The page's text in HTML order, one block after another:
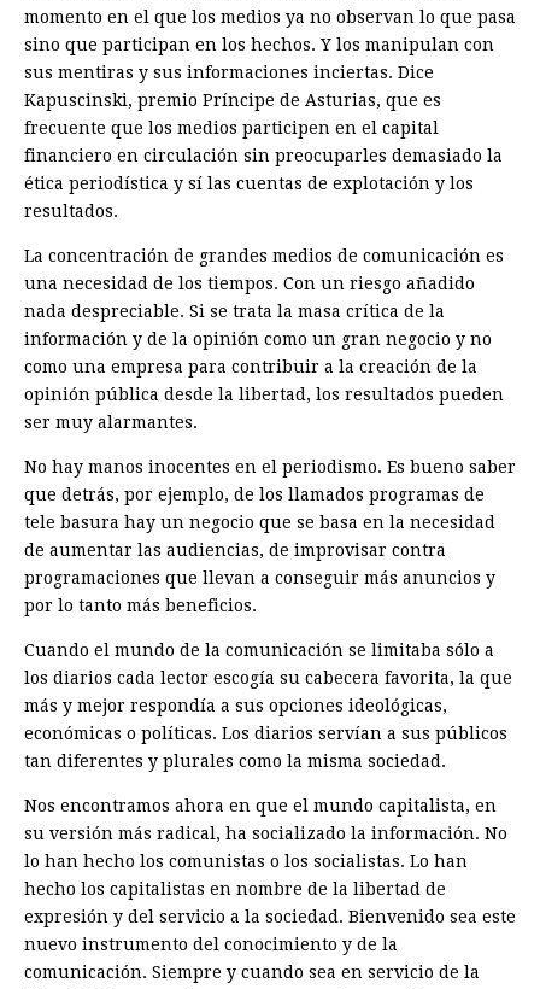
momento en el que los medios ya no observan lo que pasa
sino que participan en los hechos. Y los manipulan con
sus mentiras y sus informaciones inciertas. Dice
Kapuscinski, premio Príncipe de Asturias, que es
frecuente que los medios participen en el capital
financiero en circulación sin preocuparles demasiado la
ética periodística y sí las cuentas de explotación y los
resultados.
La concentración de grandes medios de comunicación es
una necesidad de los tiempos. Con un riesgo añadido
nada despreciable. Si se trata la masa crítica de la
información y de la opinión como un gran negocio y no
como una empresa para contribuir a la creación de la
opinión pública desde la libertad, los resultados pueden
ser muy alarmantes.
No hay manos inocentes en el periodismo. Es bueno saber
que detrás, por ejemplo, de los llamados programas de
tele basura hay un negocio que se basa en la necesidad
de aumentar las audiencias, de improvisar contra
programaciones que llevan a conseguir más anuncios y
por lo tanto más beneficios.
Cuando el mundo de la comunicación se limitaba sólo a
los diarios cada lector escogía su cabecera favorita, la que
más y mejor respondía a sus opciones ideológicas,
económicas o políticas. Los diarios servían a sus públicos
tan diferentes y plurales como la misma sociedad.
Nos encontramos ahora en que el mundo capitalista, en
su versión más radical, ha socializado la información. No
lo han hecho los comunistas o los socialistas. Lo han
hecho los capitalistas en nombre de la libertad de
expresión y del servicio a la sociedad. Bienvenido sea este
nuevo instrumento del conocimiento y de la
comunicación. Siempre y cuando sea en servicio de la